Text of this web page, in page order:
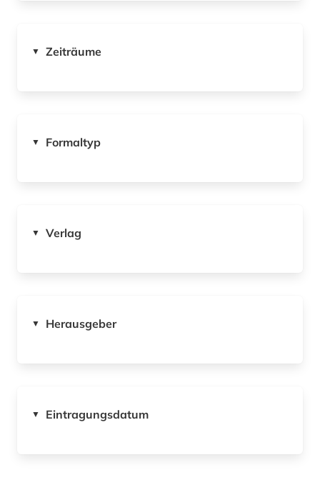
▼ Zeiträume
▼ Formaltyp
▼ Verlag
▼ Herausgeber
▼ Eintragungsdatum